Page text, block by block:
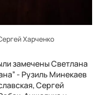
Харченко
замечены Светлана
- Рузиль Минекаев
Сергей